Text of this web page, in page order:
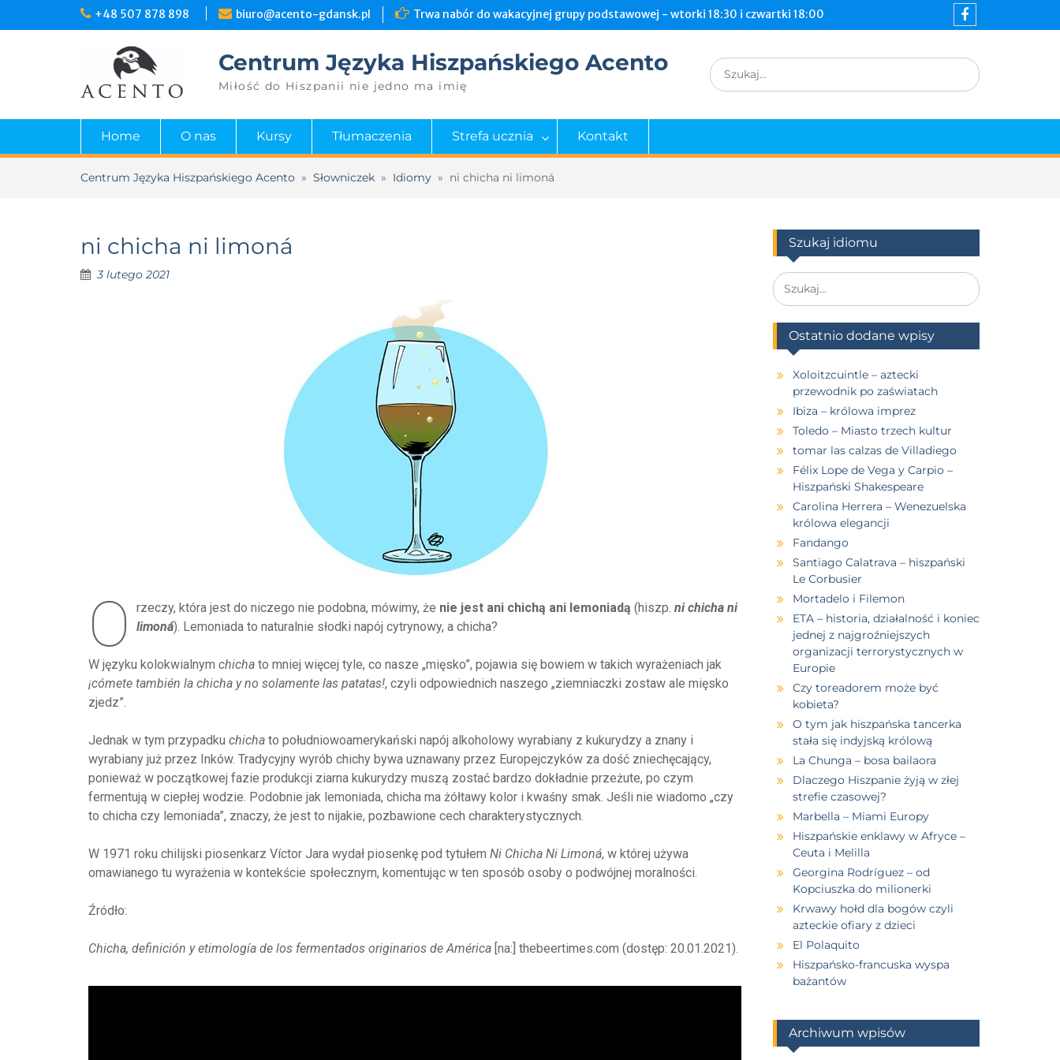
+48 507 878 898 biuro@acento-gdansk.pl Trwa nabór do wakacyjnej grupy podstawowej - wtorki 18:30 i czwartki 18:00
Centrum Języka Hiszpańskiego Acento
Miłość do Hiszpanii nie jedno ma imię
Home O nas Kursy Tłumaczenia Strefa ucznia Kontakt
Centrum Języka Hiszpańskiego Acento » Słowniczek » Idiomy » ni chicha ni limoná
ni chicha ni limoná
3 lutego 2021
O rzeczy, która jest do niczego nie podobna, mówimy, że nie jest ani chichą ani lemoniadą (hiszp. ni chicha ni
limoná). Lemoniada to naturalnie słodki napój cytrynowy, a chicha?
W języku kolokwialnym chicha to mniej więcej tyle, co nasze „mięsko”, pojawia się bowiem w takich wyrażeniach jak
¡cómete también la chicha y no solamente las patatas!, czyli odpowiednich naszego „ziemniaczki zostaw ale mięsko
zjedz”.
Jednak w tym przypadku chicha to południowoamerykański napój alkoholowy wyrabiany z kukurydzy a znany i
wyrabiany już przez Inków. Tradycyjny wyrób chichy bywa uznawany przez Europejczyków za dość zniechęcający,
ponieważ w początkowej fazie produkcji ziarna kukurydzy muszą zostać bardzo dokładnie przeżute, po czym
fermentują w ciepłej wodzie. Podobnie jak lemoniada, chicha ma żółtawy kolor i kwaśny smak. Jeśli nie wiadomo „czy
to chicha czy lemoniada”, znaczy, że jest to nijakie, pozbawione cech charakterystycznych.
W 1971 roku chilijski piosenkarz Víctor Jara wydał piosenkę pod tytułem Ni Chicha Ni Limoná, w której używa
omawianego tu wyrażenia w kontekście społecznym, komentując w ten sposób osoby o podwójnej moralności.
Źródło:
Chicha, definición y etimología de los fermentados originarios de América [na:] thebeertimes.com (dostęp: 20.01.2021).
Szukaj idiomu
Ostatnio dodane wpisy
Xoloitzcuintle – aztecki
przewodnik po zaświatach
Ibiza – królowa imprez
Toledo – Miasto trzech kultur
tomar las calzas de Villadiego
Félix Lope de Vega y Carpio –
Hiszpański Shakespeare
Carolina Herrera – Wenezuelska
królowa elegancji
Fandango
Santiago Calatrava – hiszpański
Le Corbusier
Mortadelo i Filemon
ETA – historia, działalność i koniec
jednej z najgroźniejszych
organizacji terrorystycznych w
Europie
Czy toreadorem może być
kobieta?
O tym jak hiszpańska tancerka
stała się indyjską królową
La Chunga – bosa bailaora
Dlaczego Hiszpanie żyją w złej
strefie czasowej?
Marbella – Miami Europy
Hiszpańskie enklawy w Afryce –
Ceuta i Melilla
Georgina Rodríguez – od
Kopciuszka do milionerki
Krwawy hołd dla bogów czyli
azteckie ofiary z dzieci
El Polaquito
Hiszpańsko-francuska wyspa
bażantów
Archiwum wpisów